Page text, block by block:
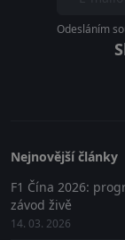
Odesláním
Nejnovější články
F1 Čína 2026:
závod živě
14. 03. 2026